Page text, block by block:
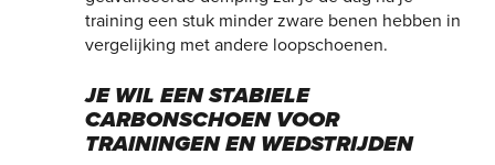
training een stuk minder zware benen hebben in
vergelijking met andere loopschoenen.
JE WIL EEN STABIELE
CARBONSCHOEN VOOR
TRAININGEN EN WEDSTRIJDEN